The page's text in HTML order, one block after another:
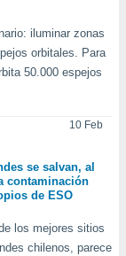
iluminar zonas
orbitales. Para
50.000 espejos
10 Feb
se salvan, al
contaminación
de ESO
los mejores sitios
chilenos, parece